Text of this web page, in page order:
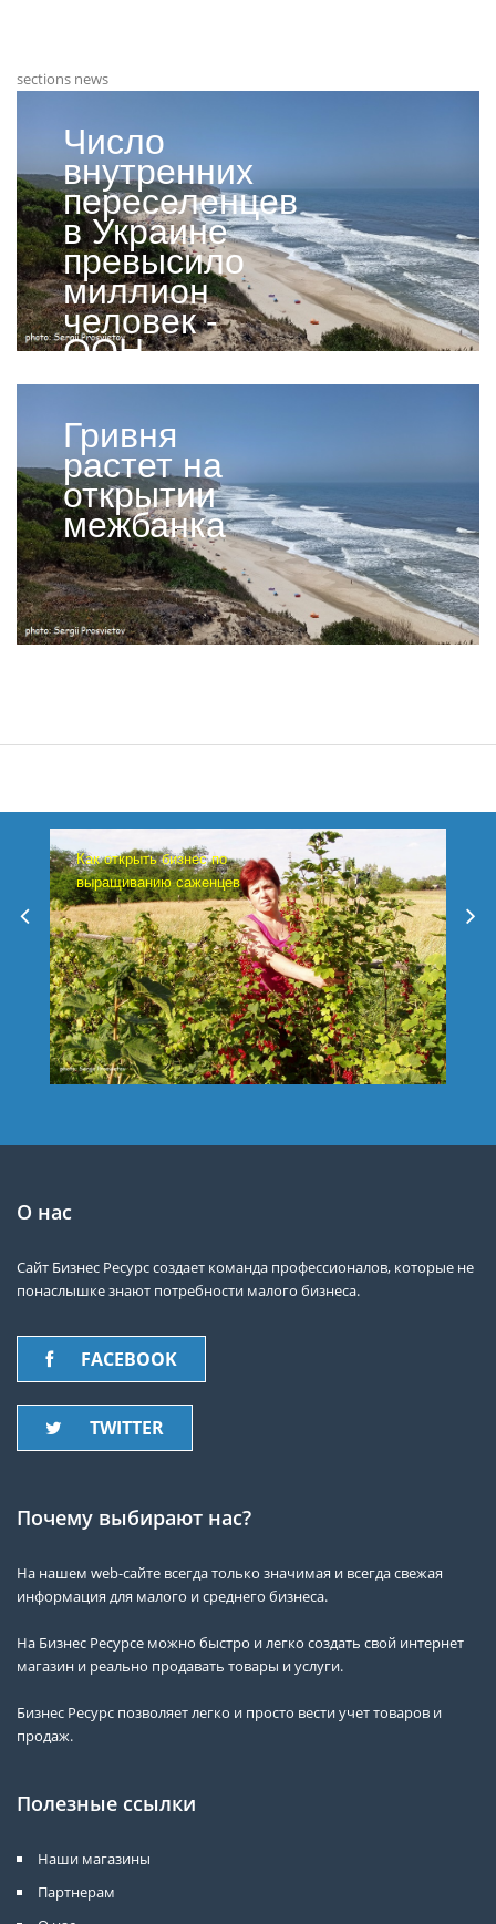
sections news
Число
внутренних
переселенцев
в Украине
превысило
миллион
человек -
ООН
Гривня
растет на
открытии
межбанка
Как открыть бизнес по
выращиванию саженцев
О нас
Сайт Бизнес Ресурс создает команда профессионалов, которые не
понаслышке знают потребности малого бизнеса.
FACEBOOK
TWITTER
Почему выбирают нас?
На нашем web-сайте всегда только значимая и всегда свежая
информация для малого и среднего бизнеса.
На Бизнес Ресурсе можно быстро и легко создать свой интернет
магазин и реально продавать товары и услуги.
Бизнес Ресурс позволяет легко и просто вести учет товаров и
продаж.
Полезные ссылки
Наши магазины
Партнерам